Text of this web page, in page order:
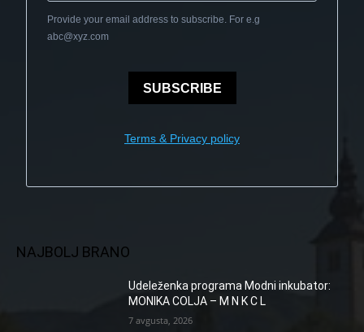
Provide your email address to subscribe. For e.g
abc@xyz.com
SUBSCRIBE
Terms & Privacy policy
NAJBOLJ BRANO
Udeleženka programa Modni inkubator:
MONIKA COLJA – M N K C L
7 avgusta, 2026